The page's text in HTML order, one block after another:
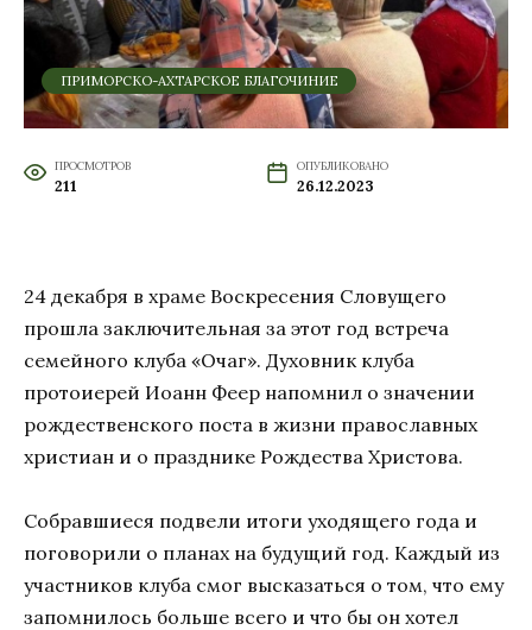
ПРИМОРСКО-АХТАРСКОЕ БЛАГОЧИНИЕ
ПРОСМОТРОВ
211
ОПУБЛИКОВАНО
26.12.2023
24 декабря в храме Воскресения Словущего
прошла заключительная за этот год встреча
семейного клуба «Очаг». Духовник клуба
протоиерей Иоанн Феер напомнил о значении
рождественского поста в жизни православных
христиан и о празднике Рождества Христова.
Собравшиеся подвели итоги уходящего года и
поговорили о планах на будущий год. Каждый из
участников клуба смог высказаться о том, что ему
запомнилось больше всего и что бы он хотел